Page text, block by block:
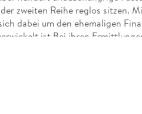
zweiten Reihe reglos sitzen.
dabei um den ehemaligen
ist.Bei ihren